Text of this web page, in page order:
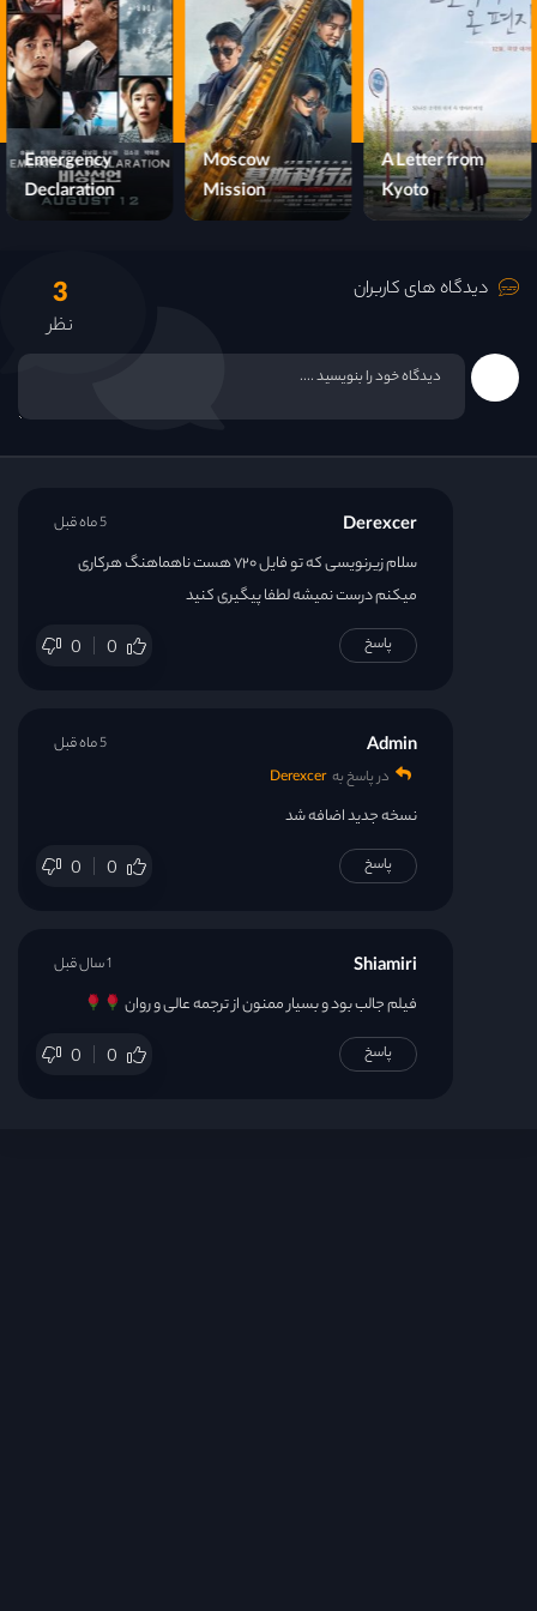
A Letter from
Kyoto
Moscow
Mission
Emergency
Declaration
دیدگاه های کاربران 3
نظر
Derexcer
سلام زیرنویسی که تو فایل ۷۲۰ هست ناهماهنگ هرکاری
میکنم درست نمیشه لطفا پیگیری کنید
0 0
5 ماه قبل
پاسخ
Admin
در پاسخ به Derexcer
نسخه جدید اضافه شد
0 0
5 ماه قبل
پاسخ
Shiamiri
فیلم جالب بود و بسیار ممنون از ترجمه عالی و روان
0 0
1 سال قبل
پاسخ